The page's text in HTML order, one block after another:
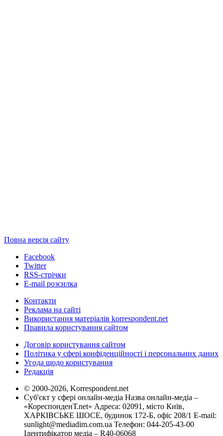
Повна версія сайту
Facebook
Twitter
RSS-стрічки
E-mail розсилка
Контакти
Реклама на сайті
Використання матеріалів korrespondent.net
Правила користування сайтом
Договір користування сайтом
Політика у сфері конфіденційності і персональних даних
Угода щодо користування
Редакція
© 2000-2026, Korrespondent.net
Суб'єкт у сфері онлайн-медіа Назва онлайн-медіа –
«КореспонденТ.net» Адреса: 02091, місто Київ,
ХАРКІВСЬКЕ ШОСЕ, будинок 172-Б, офіс 208/1 E-mail:
sunlight@mediadim.com.ua Телефон: 044-205-43-00
Ідентифікатор медіа – R40-06068